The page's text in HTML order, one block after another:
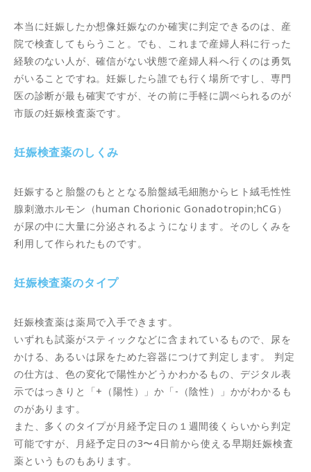
本当に妊娠したか想像妊娠なのか確実に判定できるのは、産
院で検査してもらうこと。でも、これまで産婦人科に行った
経験のない人が、確信がない状態で産婦人科へ行くのは勇気
がいることですね。妊娠したら誰でも行く場所ですし、専門
医の診断が最も確実ですが、その前に手軽に調べられるのが
市販の妊娠検査薬です。
妊娠検査薬のしくみ
妊娠すると胎盤のもととなる胎盤絨毛細胞からヒト絨毛性性
腺刺激ホルモン（human Chorionic Gonadotropin;hCG）
が尿の中に大量に分泌されるようになります。そのしくみを
利用して作られたものです。
妊娠検査薬のタイプ
妊娠検査薬は薬局で入手できます。
いずれも試薬がスティックなどに含まれているもので、尿を
かける、あるいは尿をためた容器につけて判定します。 判定
の仕方は、色の変化で陽性かどうかわかるもの、デジタル表
示ではっきりと「+（陽性）」か「-（陰性）」かがわかるも
のがあります。
また、多くのタイプが月経予定日の１週間後くらいから判定
可能ですが、月経予定日の3〜4日前から使える早期妊娠検査
薬というものもあります。